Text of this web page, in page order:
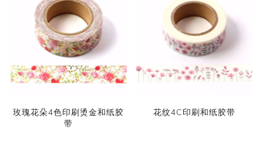
玫瑰花朵4色印刷烫金和纸胶
带
花纹4C印刷和纸胶带